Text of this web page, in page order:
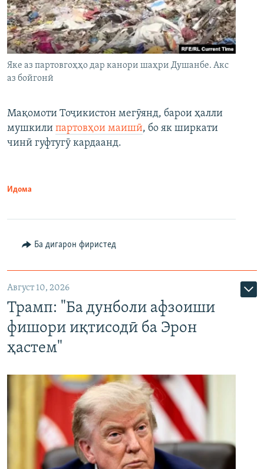
Яке аз партовгоҳҳо дар канори шаҳри Душанбе. Акс
аз бойгонӣ
Мақомоти Тоҷикистон мегӯянд, барои ҳалли
мушкили партовҳои маишӣ, бо як ширкати
чинӣ гуфтугӯ кардаанд.
Идома
Ба дигарон фиристед
Август 10, 2026
Трамп: "Ба дунболи афзоиши
фишори иқтисодӣ ба Эрон
ҳастем"